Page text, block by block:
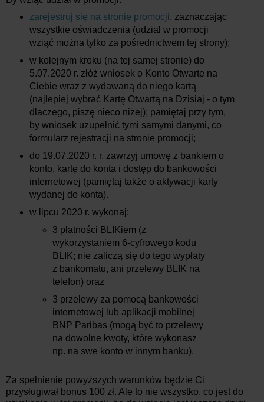
zarejestruj się na stronie promocji, zaznaczając
wszystkie oświadczenia (udział w promocji
wziąć można tylko za pośrednictwem tej strony);
w kolejnym kroku (na tej samej stronie) do
5.07.2020 r. złóż wniosek o Konto Otwarte na
Ciebie wraz z wydawaną do niego kartą
(najlepiej wybrać Kartę Otwartą na Dzisiaj - o tym
dlaczego, piszę nieco niżej); pamiętaj przy tym,
by wniosek uzupełnić tymi samymi danymi, co
formularz rejestracji na stronie promocji;
do 19.07.2020 r. r. zawrzyj umowę z bankiem o
konto, kartę do konta i dostęp do bankowości
internetowej (pamiętaj także o aktywacji karty
wydanej do konta).
w lipcu 2020 r. wykonaj:
3 płatności BLIKiem (z
wykorzystaniem 6-cyfrowego kodu
BLIK; nie zaliczą się do tego wypłaty
z bankomatu, ani przelewy BLIK na
telefon) oraz
3 przelewy za pomocą bankowości
internetowej lub aplikacji mobilnej
BNP Paribas (mogą być to przelewy
na dowolne kwoty, które wykonasz
np. na swe konto w innym banku).
Za spełnienie powyższych warunków będzie Ci
przysługiwał bonus 100 zł. Ale to nie wszystko, co jest do